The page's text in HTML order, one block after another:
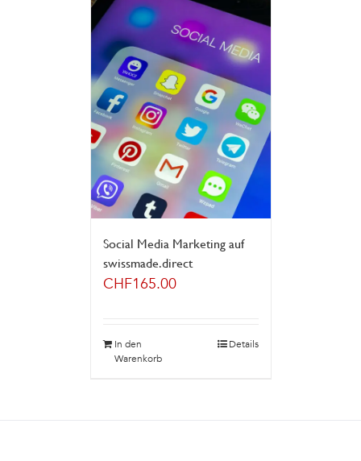
Social Media Marketing auf
swissmade.direct
CHF165.00
In den
Warenkorb
Details